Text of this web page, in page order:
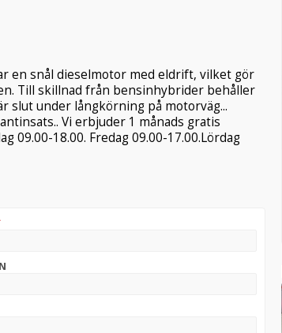
en snål dieselmotor med eldrift, vilket gör
Till skillnad från bensinhybrider behåller
slut under långkörning på motorväg...
Vi erbjuder 1 månads gratis
18.00. Fredag 09.00-17.00.Lördag